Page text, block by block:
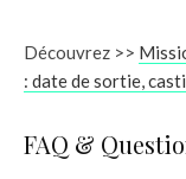
Découvrez >>
: date de sortie,
FAQ &